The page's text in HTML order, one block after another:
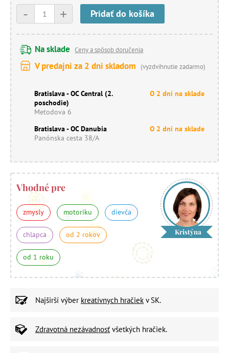
+
- Pridať do košíka
Na sklade Ceny a spôsob doručenia
V predajni za 2 dni skladom (vyzdvihnutie zadarmo)
Bratislava - OC Central (2.
poschodie)
Metodova 6
O 2 dni na sklade
Bratislava - OC Danubia
Panónska cesta 38/A
O 2 dni na sklade
Vhodné pre
zmysly motoriku dievča
chlapca od 2 rokov
od 1 roku
Kristýna
Najširší výber kreatívnych hračiek v SK.
Zdravotná nezávadnosť všetkých hračiek.